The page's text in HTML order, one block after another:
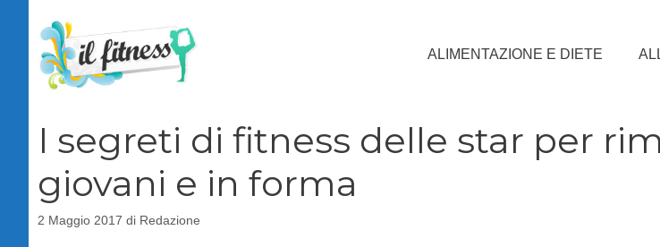
contenuto
ALIMENTAZIONE E DIETE
I segreti di fitness delle star per
giovani e in forma
2 Maggio 2017 di Redazione